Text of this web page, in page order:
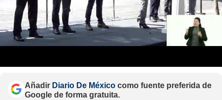
Añadir Diario De México como fuente preferida de
Google de forma gratuita.